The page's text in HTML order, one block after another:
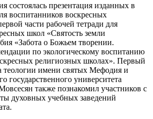
состоялась презентация изданных в
воспитанников воскресных
части рабочей тетради для
школ «Святость земли
«Забота о Божьем творении.
по экологическому воспитанию
религиозных школах». Первый
теологии имени святых Мефодия и
государственного университета
также познакомил участников с
духовных учебных заведений